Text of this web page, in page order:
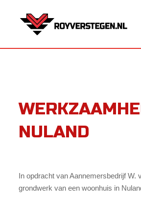
NULAND
In opdracht van Aannemersbedrijf
grondwerk van een woonhuis in